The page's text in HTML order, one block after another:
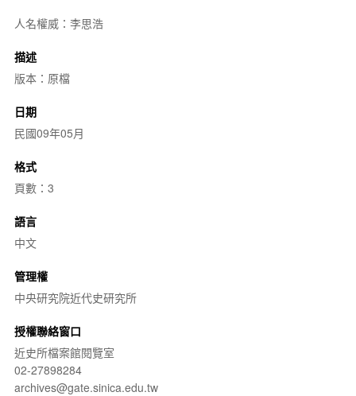
人名權威：李思浩
描述
版本：原檔
日期
民國09年05月
格式
頁數：3
語言
中文
管理權
中央研究院近代史研究所
授權聯絡窗口
近史所檔案館閱覽室
02-27898284
archives@gate.sinica.edu.tw